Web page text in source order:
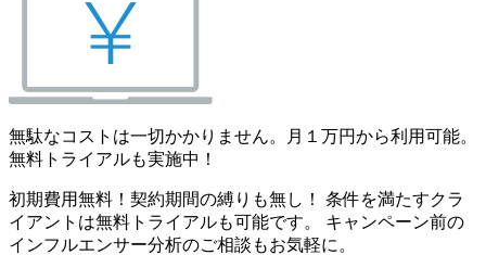
無駄なコストは一切かかりません。月１万円から利用可能。
無料トライアルも実施中！
初期費用無料！契約期間の縛りも無し！ 条件を満たすクラ
イアントは無料トライアルも可能です。 キャンペーン前の
インフルエンサー分析のご相談もお気軽に。